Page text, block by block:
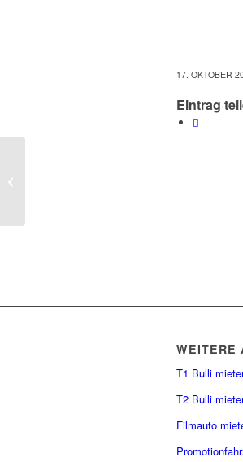
17. OKTOBER
Eintrag
WEITERE
T1 Bulli
T2 Bulli
Filmauto